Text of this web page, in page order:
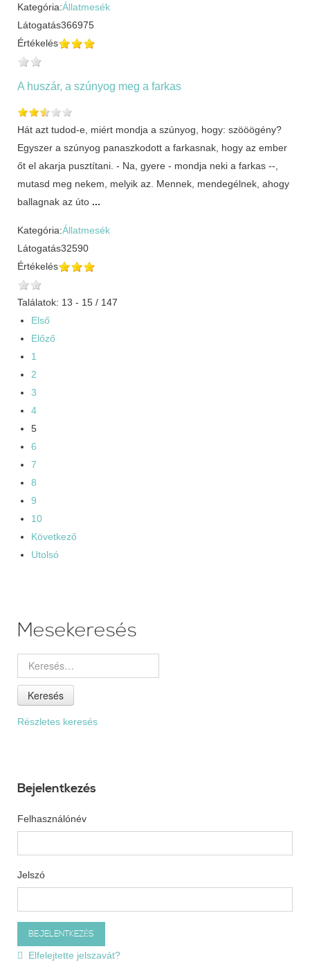
Kategória:Állatmesék
Látogatás366975
Értékelés
A huszár, a szúnyog meg a farkas
Hát azt tudod-e, miért mondja a szúnyog, hogy: szööögény?
Egyszer a szúnyog panaszkodott a farkasnak, hogy az ember
őt el akarja pusztítani. - Na, gyere - mondja neki a farkas --,
mutasd meg nekem, melyik az. Mennek, mendegélnek, ahogy
ballagnak az úto ...
Kategória:Állatmesék
Látogatás32590
Értékelés
Találatok: 13 - 15 / 147
Első
Előző
1
2
3
4
5
6
7
8
9
10
Következő
Utolsó
Mesekeresés
Keresés
Részletes keresés
Bejelentkezés
Felhasználónév
Jelszó
Elfelejtette jelszavát?